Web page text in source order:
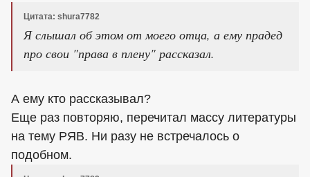
Цитата: shura7782
Я слышал об этом от моего отца, а ему прадед
про свои "права в плену" рассказал.
А ему кто рассказывал?
Еще раз повторяю, перечитал массу литературы
на тему РЯВ. Ни разу не встречалось о
подобном.